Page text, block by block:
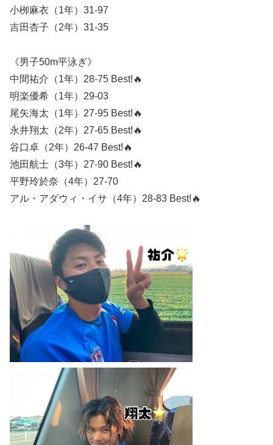
小栁麻衣（1年）31-97
吉田杏子（2年）31-35
《男子50m平泳ぎ》
中間祐介（1年）28-75 Best!🔥
明楽優希（1年）29-03
尾矢海太（1年）27-95 Best!🔥
永井翔太（2年）27-65 Best!🔥
谷口卓（2年）26-47 Best!🔥
池田航士（3年）27-90 Best!🔥
平野玲於奈（4年）27-70
アル・アダウィ・イサ（4年）28-83 Best!🔥